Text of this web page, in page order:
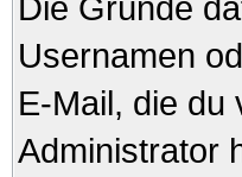
Usernamen
E-Mail, die du
Administrator